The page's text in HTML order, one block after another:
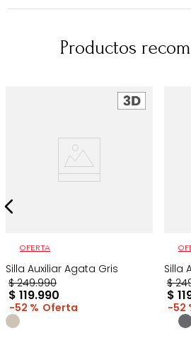
Productos
OFERTA
Silla Auxiliar Agata Gris
$ 249.990
$ 119.990
52 %
Silla
$
$
52